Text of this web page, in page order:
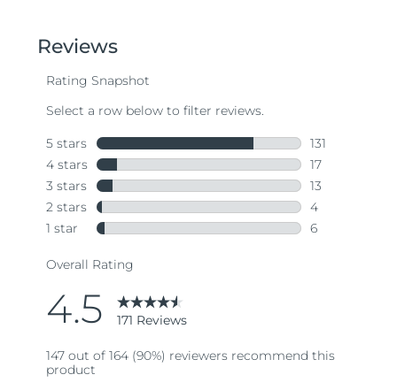
stars,
average
value.
171
Same
page
link.